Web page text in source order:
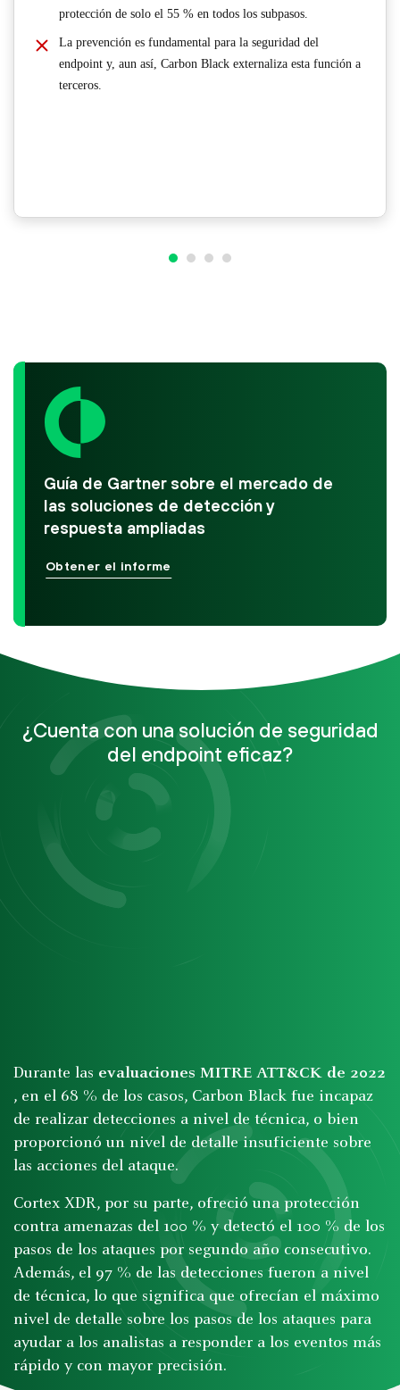
protección de solo el 55 % en todos los subpasos.
La prevención es fundamental para la seguridad del
endpoint y, aun así, Carbon Black externaliza esta función a
terceros.
Guía de Gartner sobre el mercado de
las soluciones de detección y
respuesta ampliadas
Obtener el informe
¿Cuenta con una solución de seguridad
del endpoint eficaz?
Durante las evaluaciones MITRE ATT&CK de 2022
, en el 68 % de los casos, Carbon Black fue incapaz
de realizar detecciones a nivel de técnica, o bien
proporcionó un nivel de detalle insuficiente sobre
las acciones del ataque.
Cortex XDR, por su parte, ofreció una protección
contra amenazas del 100 % y detectó el 100 % de los
pasos de los ataques por segundo año consecutivo.
Además, el 97 % de las detecciones fueron a nivel
de técnica, lo que significa que ofrecían el máximo
nivel de detalle sobre los pasos de los ataques para
ayudar a los analistas a responder a los eventos más
rápido y con mayor precisión.